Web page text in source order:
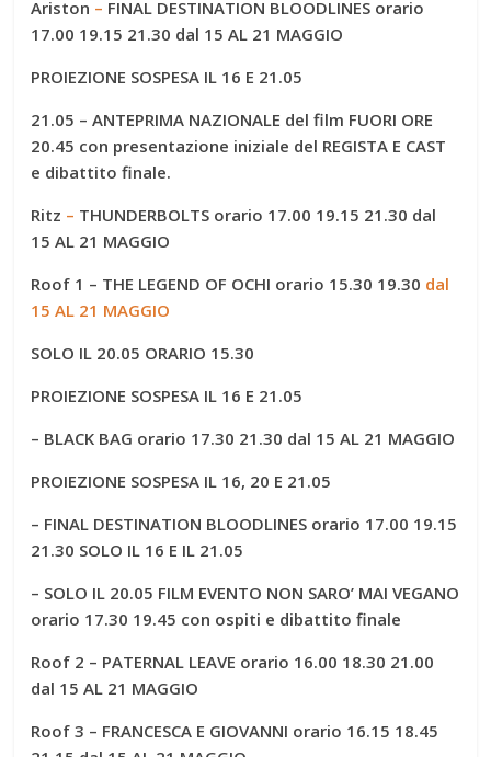
Ariston – FINAL DESTINATION BLOODLINES orario
17.00 19.15 21.30 dal 15 AL 21 MAGGIO
PROIEZIONE SOSPESA IL 16 E 21.05
21.05 – ANTEPRIMA NAZIONALE del film FUORI ORE
20.45 con presentazione iniziale del REGISTA E CAST
e dibattito finale.
Ritz – THUNDERBOLTS orario 17.00 19.15 21.30 dal
15 AL 21 MAGGIO
Roof 1 – THE LEGEND OF OCHI orario 15.30 19.30 dal
15 AL 21 MAGGIO
SOLO IL 20.05 ORARIO 15.30
PROIEZIONE SOSPESA IL 16 E 21.05
– BLACK BAG orario 17.30 21.30 dal 15 AL 21 MAGGIO
PROIEZIONE SOSPESA IL 16, 20 E 21.05
– FINAL DESTINATION BLOODLINES orario 17.00 19.15
21.30 SOLO IL 16 E IL 21.05
– SOLO IL 20.05 FILM EVENTO NON SARO’ MAI VEGANO
orario 17.30 19.45 con ospiti e dibattito finale
Roof 2 – PATERNAL LEAVE orario 16.00 18.30 21.00
dal 15 AL 21 MAGGIO
Roof 3 – FRANCESCA E GIOVANNI orario 16.15 18.45